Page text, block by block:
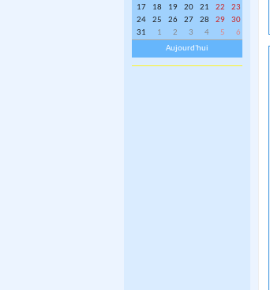
17
18 19 20 21 22
23
24
25 26 27 28 29
30
31
1 2 3 4 5
6
Aujourd'hui